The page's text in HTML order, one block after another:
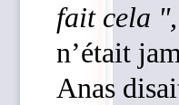
fait cela
n’était
Anas